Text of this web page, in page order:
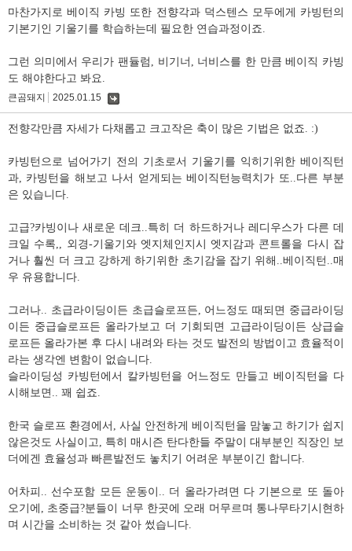
마찬가지로 베이직 카빙 또한 전향각과 덕스텐스 모두에게 카빙턴의
기본기인 기울기를 학습하는데 필요한 연습과정이죠.
그런 의미에서 우리가 팬듈럼, 비기너, 너비스를 한 만큼 베이직 카빙
도 해야한다고 봐요.
큰곰돼지 2025.01.15
전향각만큼 자세가 다채롭고 크고작은 축이 많은 기법은 없죠. :)
카빙턴으로 넘어가기 전의 기초로서 기울기를 익히기위한 베이직턴
과, 카빙턴을 해보고 나서 얻게되는 베이직턴능력치가 또..다른 부분
은 있습니다.
고급?카빙이나 새로운 데크..특히 더 하드하거나 레디우스가 다른 데
크일 수록,, 외경-기울기와 엣지체인지시 엣지감과 콘트롤을 다시 잡
거나 훨씬 더 크고 강하게 하기위한 초기감을 잡기 위해..베이직턴..매
우 유용합니다.
그러나.. 초급라이딩이든 초급슬로프든, 어느정도 때되면 중급라이딩
이든 중급슬로프든 올라가보고 더 기회되면 고급라이딩이든 상급슬
로프든 올라가본 후 다시 내려와 타는 것도 발전의 방법이고 효율적이
라는 생각엔 변함이 없습니다.
슬라이딩성 카빙턴에서 칼카빙턴을 어느정도 만들고 베이직턴을 다
시해보면.. 꽤 쉽죠.
한국 슬로프 환경에서, 사실 안전하게 베이직턴을 맘놓고 하기가 쉽지
않은것도 사실이고, 특히 매시즌 탄다한들 주말이 대부분인 직장인 보
더에겐 효율성과 빠른발전도 놓치기 어려운 부분이긴 합니다.
어차피.. 선수포함 모든 운동이.. 더 올라가려면 다 기본으로 또 돌아
오기에, 초중급?분들이 너무 한곳에 오래 머무르며 통나무타기시현하
며 시간을 소비하는 것 같아 썼습니다.